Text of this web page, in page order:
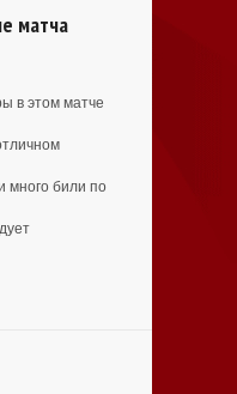
матча
в этом матче
много били по